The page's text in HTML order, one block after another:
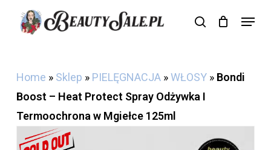
search
Menu
Cart Close
Home » Sklep » PIELĘGNACJA»WŁOSY» Bondi
Boost – Heat Protect Spray Odżywka I
Termoochrona w Mgiełce 125ml